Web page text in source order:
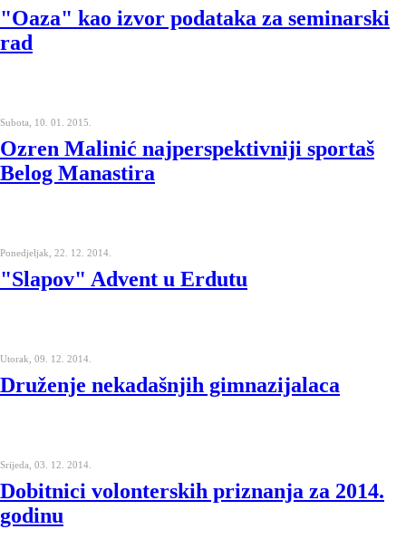
"Oaza" kao izvor podataka za seminarski
rad
Subota, 10. 01. 2015.
Ozren Malinić najperspektivniji sportaš
Belog Manastira
Ponedjeljak, 22. 12. 2014.
"Slapov" Advent u Erdutu
Utorak, 09. 12. 2014.
Druženje nekadašnjih gimnazijalaca
Srijeda, 03. 12. 2014.
Dobitnici volonterskih priznanja za 2014.
godinu